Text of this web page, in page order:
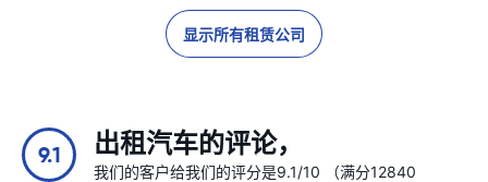
显示所有租赁公司
9.1 出租汽车的评论，
我们的客户给我们的评分是9.1/10 （满分12840